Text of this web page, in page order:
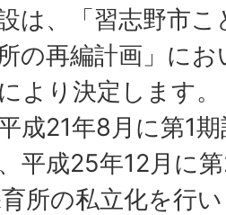
は、「習志野市
の再編計画」に
より決定します。
成21年8月に第1
平成25年12月に
所の私立化を行